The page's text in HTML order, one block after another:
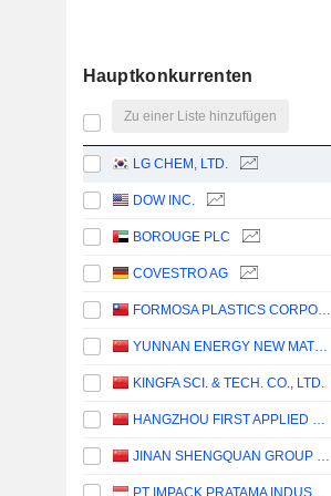
Hauptkonkurrenten
Zu einer Liste hinzufügen
LG CHEM, LTD.
DOW INC.
BOROUGE PLC
COVESTRO AG
FORMOSA PLASTICS CORPORATION
YUNNAN ENERGY NEW MATERIAL (GROUP) CO., LTD.
KINGFA SCI. & TECH. CO., LTD.
HANGZHOU FIRST APPLIED MATERIAL CO., LTD.
JINAN SHENGQUAN GROUP SHARE HOLDING CO., LTD.
PT IMPACK PRATAMA INDUSTRI TBK